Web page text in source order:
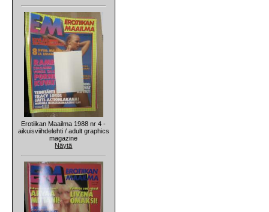
Erotiikan Maailma 1988 nr 4 -
aikuisviihdelehti / adult graphics
magazine
Näytä